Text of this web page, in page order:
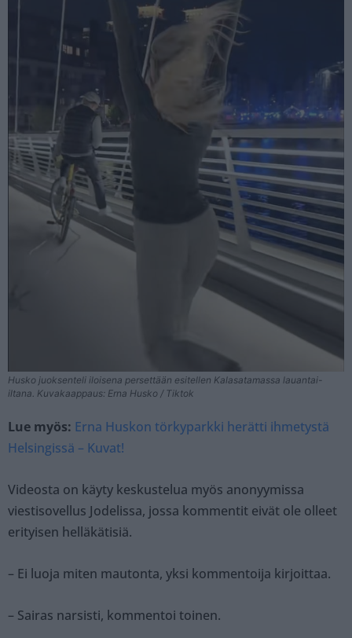
Husko juoksenteli iloisena persettään esitellen Kalasatamassa lauantai-
iltana. Kuvakaappaus: Erna Husko / Tiktok
Lue myös: Erna Huskon törkyparkki herätti ihmetystä
Helsingissä – Kuvat!
Videosta on käyty keskustelua myös anonyymissa
viestisovellus Jodelissa, jossa kommentit eivät ole olleet
erityisen helläkätisiä.
– Ei luoja miten mautonta, yksi kommentoija kirjoittaa.
– Sairas narsisti, kommentoi toinen.